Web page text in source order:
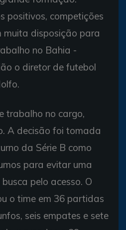
positivos, competições
muita disposição para
no Bahia -
o diretor de futebol
trabalho no cargo,
A decisão foi tomada
da Série B como
para evitar uma
pelo acesso. O
o time em 36 partidas
seis empates e sete